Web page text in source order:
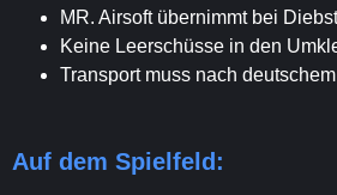
MR. Airsoft übernimmt bei
Keine Leerschüsse in den
Transport muss nach
Auf dem Spielfeld: